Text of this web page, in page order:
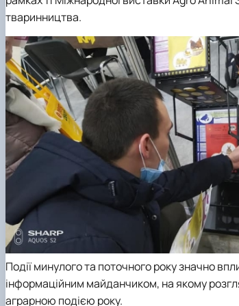
тваринництва.
Події минулого та поточного року значно
інформаційним майданчиком, на якому
аграрною подією року.